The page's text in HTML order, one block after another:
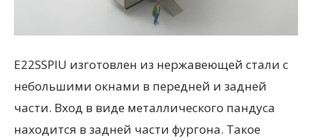
E22SSPIU изготовлен из нержавеющей стали с
небольшими окнами в передней и задней
части. Вход в виде металлического пандуса
находится в задней части фургона. Такое